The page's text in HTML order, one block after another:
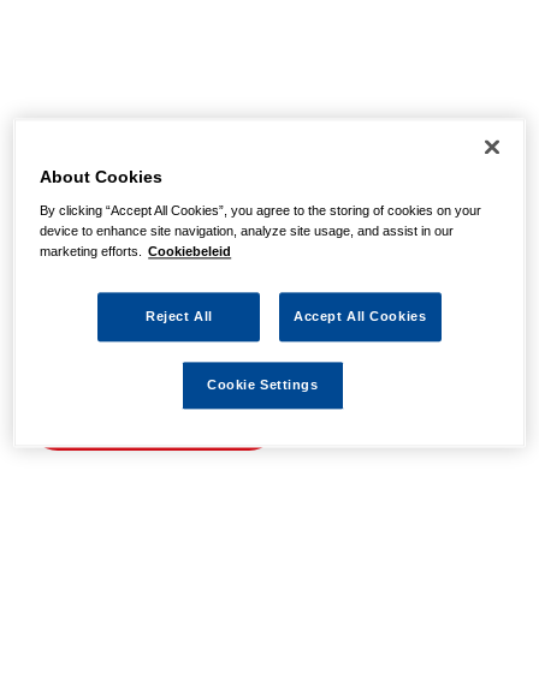
pagina niet kunnen
vinden
Wellicht zit er een spel- of typfout in de URL of is de
actie waarnaar u zocht al verlopen. We hopen u weer op
About Cookies
By clicking “Accept All Cookies”, you agree to the storing of cookies on your
device to enhance site navigation, analyze site usage, and assist in our
marketing efforts. Cookiebeleid
Reject All Accept All Cookies
Cookie Settings